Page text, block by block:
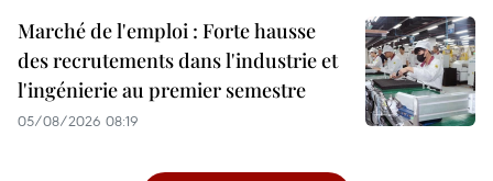
Marché de l'emploi : Forte hausse
des recrutements dans l'industrie et
l'ingénierie au premier semestre
05/08/2026 08:19